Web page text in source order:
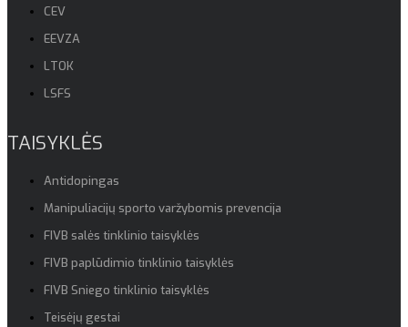
CEV
EEVZA
LTOK
LSFS
TAISYKLĖS
Antidopingas
Manipuliacijų sporto varžybomis prevencija
FIVB salės tinklinio taisyklės
FIVB paplūdimio tinklinio taisyklės
FIVB Sniego tinklinio taisyklės
Teisėjų gestai